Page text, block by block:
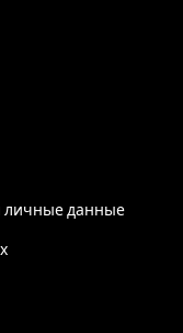
личные данные